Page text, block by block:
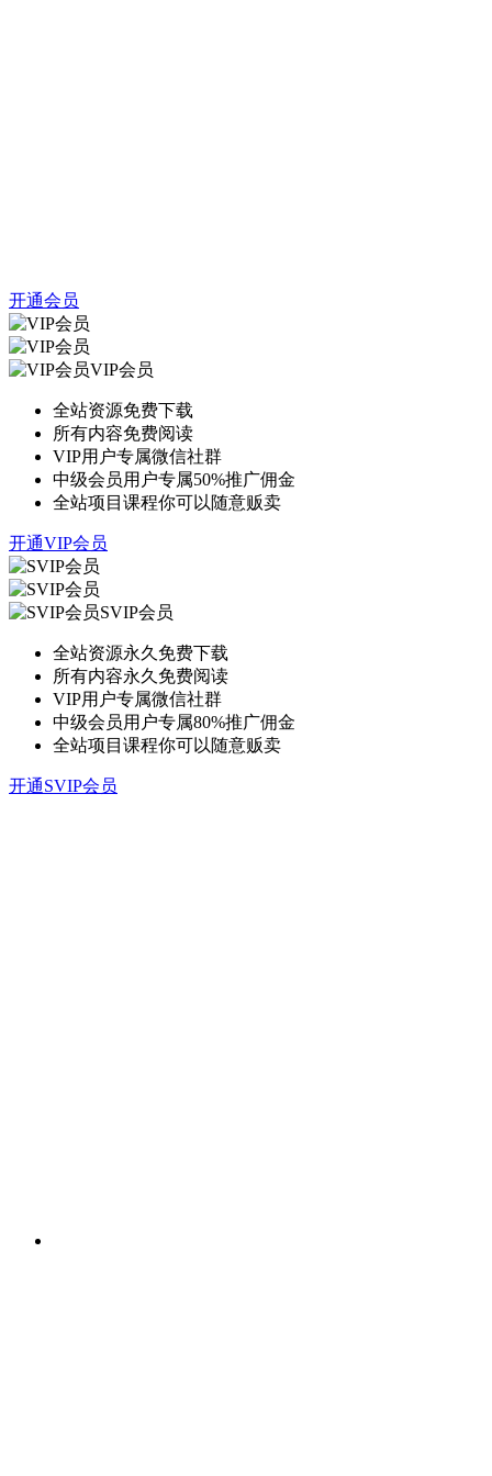
开通会员
VIP会员
全站资源免费下载
所有内容免费阅读
VIP用户专属微信社群
中级会员用户专属50%推广佣金
全站项目课程你可以随意贩卖
开通VIP会员
SVIP会员
全站资源永久免费下载
所有内容永久免费阅读
VIP用户专属微信社群
中级会员用户专属80%推广佣金
全站项目课程你可以随意贩卖
开通SVIP会员